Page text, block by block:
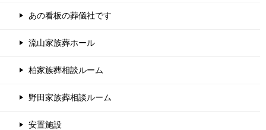
あの看板の葬儀社です
流山家族葬ホール
柏家族葬相談ルーム
野田家族葬相談ルーム
安置施設